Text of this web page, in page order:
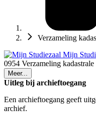
Verzameling
Mijn
0954 Verzameling
Meer...
Uitleg bij archieftoegang
Een archieftoegang geeft
archief.